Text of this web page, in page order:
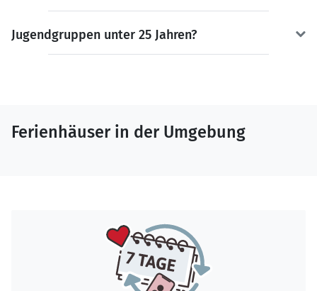
Jugendgruppen unter 25 Jahren?
Ferienhäuser in der Umgebung